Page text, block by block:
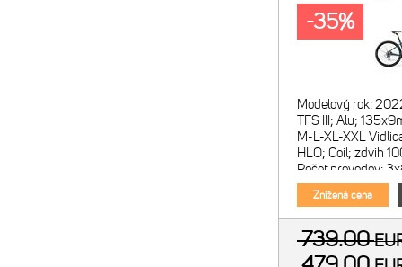
Modelový rok:
TFS III; Alu;
M-L-XL-XXL
HLO; Coil; zdvih
Počet prevodov:
Shima
Znížená cena
-35%
739.00